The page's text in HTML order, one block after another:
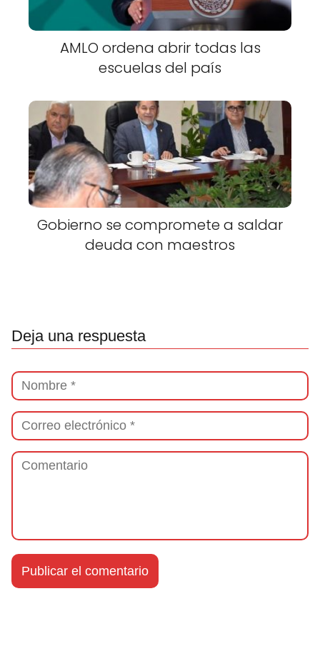
AMLO ordena abrir todas las
escuelas del país
Gobierno se compromete a saldar
deuda con maestros
Deja una respuesta